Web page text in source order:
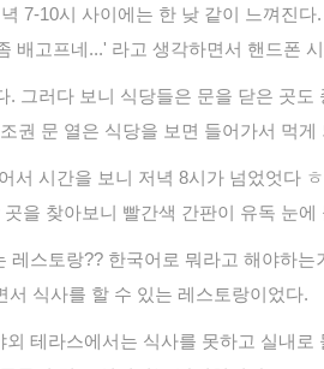
7-10시 사이에는 한 낮 같이 느껴진다
배고프네...' 라고 생각하면서 핸드폰
. 그러다 보니 식당들은 문을 닫은 곳도
권 문 열은 식당을 보면 들어가서 먹게
서 시간을 보니 저녁 8시가 넘었엇다
을 찾아보니 빨간색 간판이 유독 눈에
레스토랑?? 한국어로 뭐라고 해야하는
서 식사를 할 수 있는 레스토랑이었다.
테라스에서는 식사를 못하고 실내로